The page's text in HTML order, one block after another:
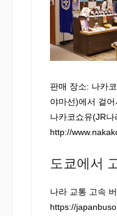
판매 장소: 나카
야마선)에서 걸
나카코쇼유(JR
http://
도쿄에서
나라 교통 고속
https://